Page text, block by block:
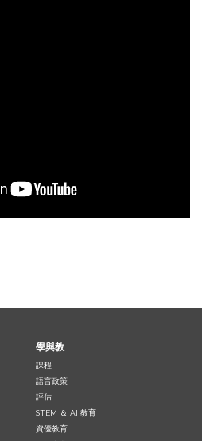
學與教
課程
語言政策
評估
STEM ＆ AI 教育
資優教育